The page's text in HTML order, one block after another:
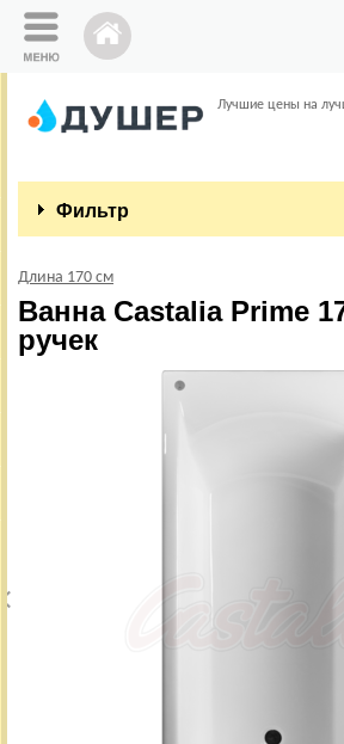
Лучшие цены на
Фильтр
Длина 170 см
Ванна Castalia Prime
ручек